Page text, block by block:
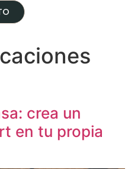
crea un
en tu propia